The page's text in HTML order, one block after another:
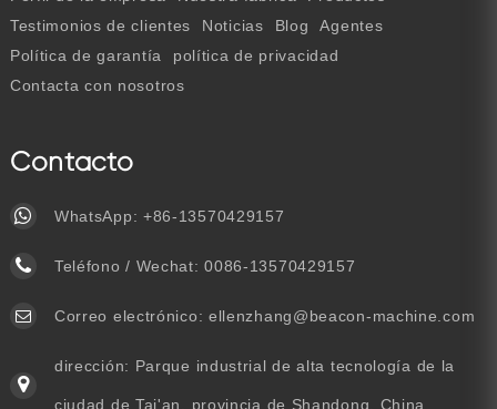
Testimonios de clientes
Noticias Blog
Agentes
Política de garantía
política de privacidad
Contacta con nosotros
Contacto
WhatsApp: +86-13570429157
Teléfono / Wechat:0086-13570429157
Correo electrónico: ellenzhang@beacon-machine.com
dirección: Parque industrial de alta tecnología de la
ciudad de Tai'an, provincia de Shandong, China